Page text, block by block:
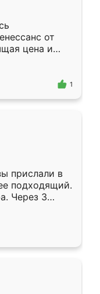
от
цена и
Приехавший
1
прислали в
подходящий.
Через 3
Остались